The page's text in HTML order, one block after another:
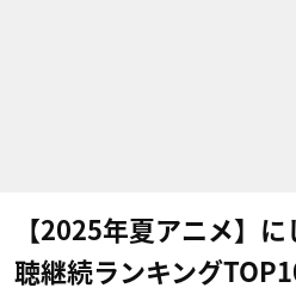
【2025年夏アニメ】
聴継続ランキング